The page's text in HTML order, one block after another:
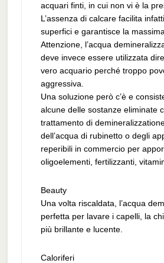
acquari finti, in cui non vi è la
L’assenza di calcare facilita
superfici e garantisce la
Attenzione, l’acqua
deve invece essere utilizzata
vero acquario perché troppo
aggressiva.
Una soluzione però c’è e
alcune delle sostanze eliminate
trattamento di
dell’acqua di rubinetto o degli
reperibili in commercio per
oligoelementi, fertilizzanti,
Beauty
Una volta riscaldata, l’acqua
perfetta per lavare i capelli, la
più brillante e lucente.
Caloriferi